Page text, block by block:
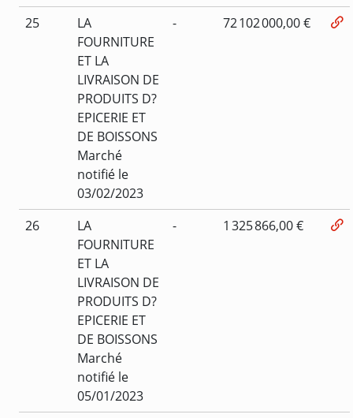
25
LA
FOURNITURE
ET LA
LIVRAISON DE
PRODUITS D?
EPICERIE ET
DE BOISSONS
Marché
notifié le
03/02/2023
- 72 102 000,00 €
26
LA
FOURNITURE
ET LA
LIVRAISON DE
PRODUITS D?
EPICERIE ET
DE BOISSONS
Marché
notifié le
05/01/2023
- 1 325 866,00 €